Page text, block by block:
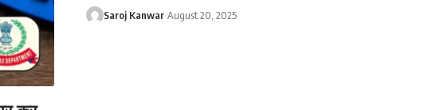
Saroj Kanwar August 20, 2025